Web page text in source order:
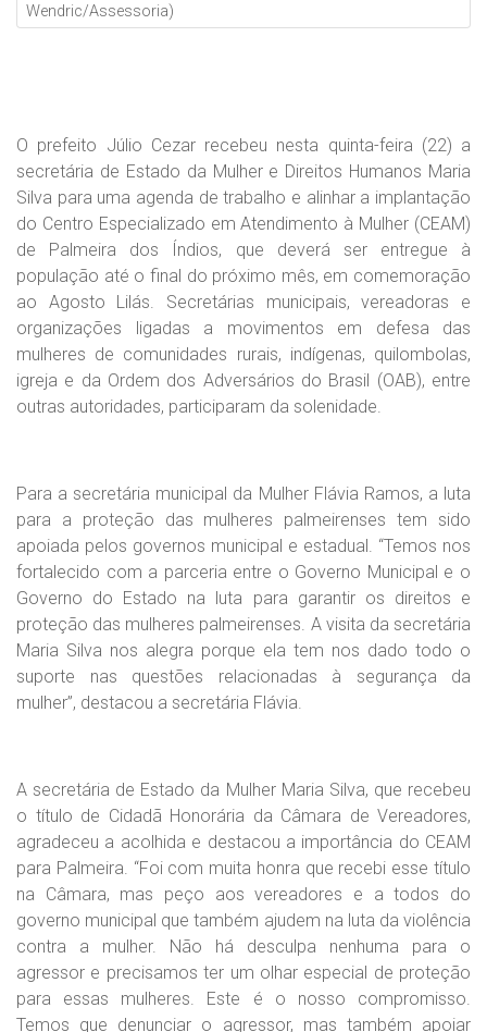
Wendric/Assessoria)
O prefeito Júlio Cezar recebeu nesta quinta-feira (22) a
secretária de Estado da Mulher e Direitos Humanos Maria
Silva para uma agenda de trabalho e alinhar a implantação
do Centro Especializado em Atendimento à Mulher (CEAM)
de Palmeira dos Índios, que deverá ser entregue à
população até o final do próximo mês, em comemoração
ao Agosto Lilás. Secretárias municipais, vereadoras e
organizações ligadas a movimentos em defesa das
mulheres de comunidades rurais, indígenas, quilombolas,
igreja e da Ordem dos Adversários do Brasil (OAB), entre
outras autoridades, participaram da solenidade.
Para a secretária municipal da Mulher Flávia Ramos, a luta
para a proteção das mulheres palmeirenses tem sido
apoiada pelos governos municipal e estadual. “Temos nos
fortalecido com a parceria entre o Governo Municipal e o
Governo do Estado na luta para garantir os direitos e
proteção das mulheres palmeirenses. A visita da secretária
Maria Silva nos alegra porque ela tem nos dado todo o
suporte nas questões relacionadas à segurança da
mulher”, destacou a secretária Flávia.
A secretária de Estado da Mulher Maria Silva, que recebeu
o título de Cidadã Honorária da Câmara de Vereadores,
agradeceu a acolhida e destacou a importância do CEAM
para Palmeira. “Foi com muita honra que recebi esse título
na Câmara, mas peço aos vereadores e a todos do
governo municipal que também ajudem na luta da violência
contra a mulher. Não há desculpa nenhuma para o
agressor e precisamos ter um olhar especial de proteção
para essas mulheres. Este é o nosso compromisso.
Temos que denunciar o agressor, mas também apoiar